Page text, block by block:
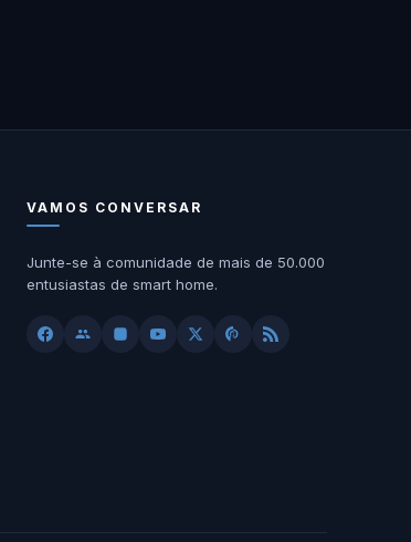
VAMOS CONVERSAR
Junte-se à comunidade de mais de 50.000
entusiastas de smart home.